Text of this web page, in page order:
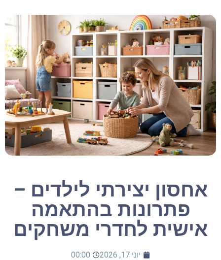
יצירתי לילדים –
פתרונות בהתאמה
לחדרי משחקים
יוני 17, 2026 00:00